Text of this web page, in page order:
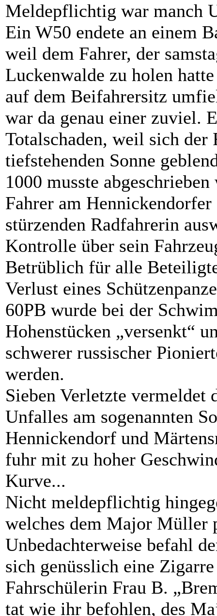
Meldepflichtig war manch
Ein W50 endete an einem
weil dem Fahrer, der
Luckenwalde zu holen
auf dem Beifahrersitz
war da genau einer zuviel.
Totalschaden, weil sich der
tiefstehenden Sonne
1000 musste
Fahrer am
stürzenden Radfahrerin
Kontrolle über sein
Betrüblich für alle
Verlust eines
60PB wurde bei der
Hohenstücken „versenkt“
schwerer russischer
werden.
Sieben Verletzte vermeldet
Unfalles am sogenannten
Hennickendorf und
fuhr mit zu hoher
Kurve...
Nicht meldepflichtig
welches dem Major Müller
Unbedachterweise befahl
sich genüsslich eine
Fahrschülerin Frau B.
tat wie ihr befohlen, des